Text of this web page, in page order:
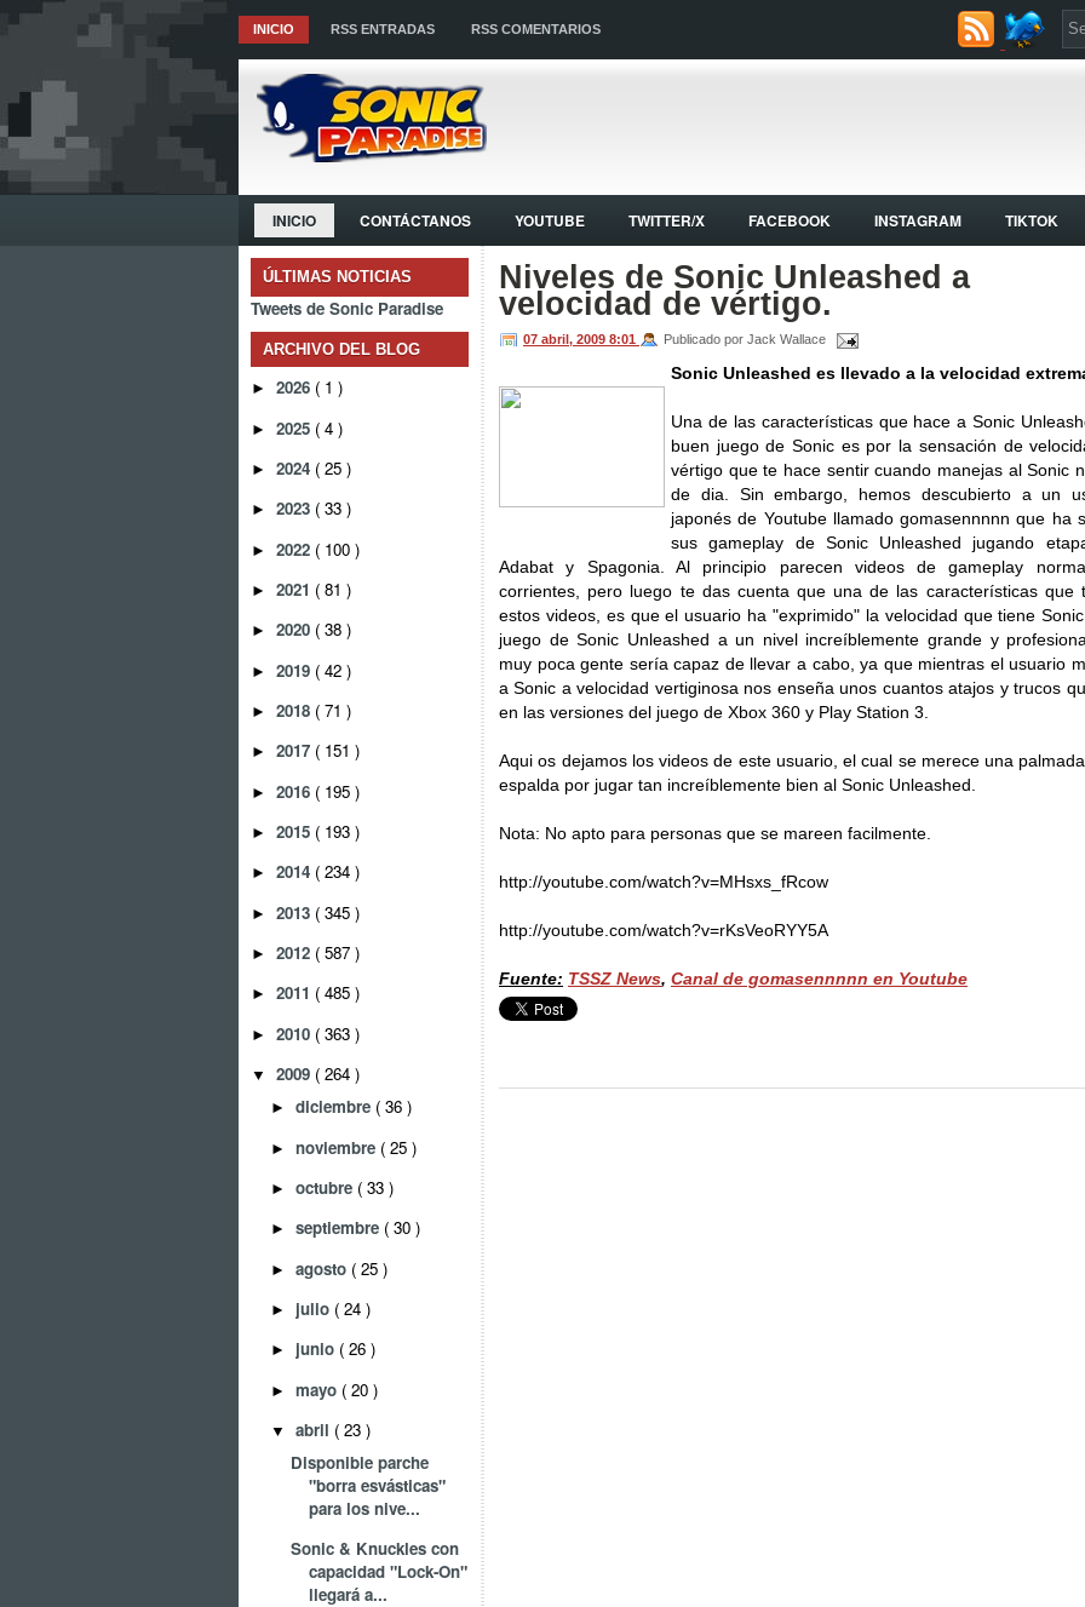
INICIO RSS ENTRADAS RSS COMENTARIOS
INICIO CONTÁCTANOS YOUTUBE TWITTER/X FACEBOOK INSTAGRAM TIKTOK
ÚLTIMAS NOTICIAS
Tweets de Sonic Paradise
ARCHIVO DEL BLOG
► 2026 ( 1 )
► 2025 ( 4 )
► 2024 ( 25 )
► 2023 ( 33 )
► 2022 ( 100 )
► 2021 ( 81 )
► 2020 ( 38 )
► 2019 ( 42 )
► 2018 ( 71 )
► 2017 ( 151 )
► 2016 ( 195 )
► 2015 ( 193 )
► 2014 ( 234 )
► 2013 ( 345 )
► 2012 ( 587 )
► 2011 ( 485 )
► 2010 ( 363 )
▼ 2009 ( 264 )
► diciembre ( 36 )
► noviembre ( 25 )
► octubre ( 33 )
► septiembre ( 30 )
► agosto ( 25 )
► julio ( 24 )
► junio ( 26 )
► mayo ( 20 )
▼ abril ( 23 )
Disponible parche
"borra esvásticas"
para los nive...
Sonic & Knuckles con
capacidad "Lock-On"
llegará a...
Niveles de Sonic Unleashed a
velocidad de vértigo.
07 abril, 2009 8:01 Publicado por Jack Wallace
Sonic Unleashed es llevado a la velocidad
Una de las características que hace a Sonic
buen juego de Sonic es por la sensación de
vértigo que te hace sentir cuando manejas al Sonic
de dia. Sin embargo, hemos descubierto a un
japonés de Youtube llamado gomasennnnn que ha
sus gameplay de Sonic Unleashed jugando
Adabat y Spagonia. Al principio parecen videos de gameplay
corrientes, pero luego te das cuenta que una de las características que
estos videos, es que el usuario ha "exprimido" la velocidad que tiene
juego de Sonic Unleashed a un nivel increíblemente grande y
muy poca gente sería capaz de llevar a cabo, ya que mientras el usuario
a Sonic a velocidad vertiginosa nos enseña unos cuantos atajos y trucos
en las versiones del juego de Xbox 360 y Play Station 3.
Aqui os dejamos los videos de este usuario, el cual se merece una
espalda por jugar tan increíblemente bien al Sonic Unleashed.
Nota: No apto para personas que se mareen facilmente.
http://youtube.com/watch?v=MHsxs_fRcow
http://youtube.com/watch?v=rKsVeoRYY5A
Fuente: TSSZ News, Canal de gomasennnnn en Youtube